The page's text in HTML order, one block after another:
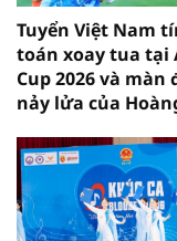
Tuyển Việt Nam
toán xoay tua tại
Cup 2026 và màn
nảy lửa của